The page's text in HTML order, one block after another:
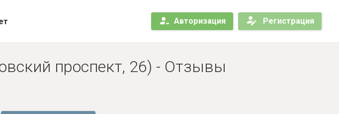
Авторизация Регистрация
проспект, 26) - Отзывы